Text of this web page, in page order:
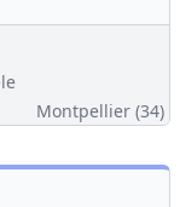
Montpellier (34)